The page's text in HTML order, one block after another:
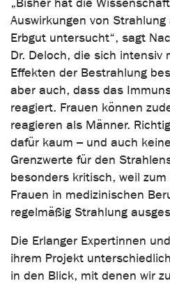
„Bisher hat die
Auswirkungen von
Erbgut untersucht“, sagt
Dr. Deloch, die sich intensiv
Effekten der Bestrahlung
aber auch, dass das
reagiert. Frauen können
reagieren als Männer.
dafür kaum – und auch
Grenzwerte für den
besonders kritisch, weil
Frauen in medizinischen
regelmäßig Strahlung
Die Erlanger Expertinnen
ihrem Projekt
in den Blick, mit denen wir